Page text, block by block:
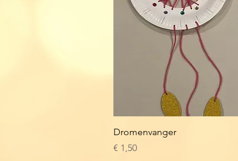
Snel overzicht
Dromenvanger
Prijs
€ 1,50